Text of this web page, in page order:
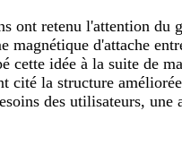
ont retenu l'attention
magnétique d'attache
cette idée à la suite de
cité la structure
des utilisateurs,